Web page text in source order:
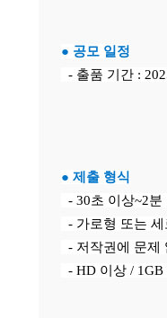
● 공모 일정
- 출품 기간 :
● 제출 형식
- 30초 이상~2분
- 가로형 또는
- 저작권에 문제
- HD 이상 /